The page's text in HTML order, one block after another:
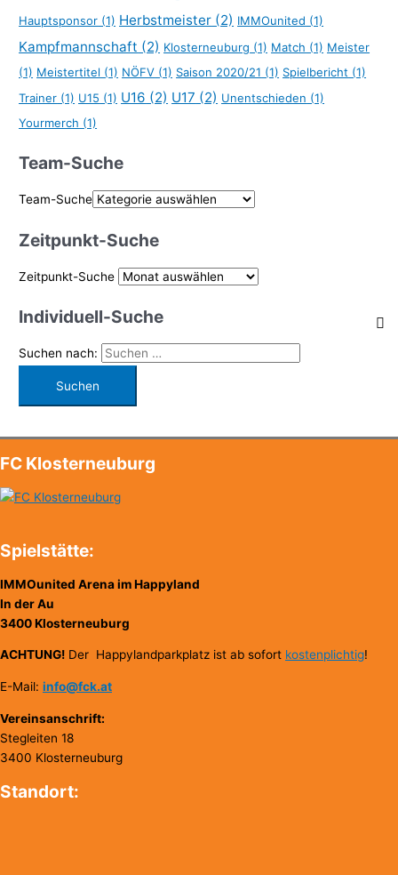
Hauptsponsor (1) Herbstmeister (2) IMMOunited (1)
Kampfmannschaft (2) Klosterneuburg (1) Match (1) Meister
(1) Meistertitel (1) NÖFV (1) Saison 2020/21 (1) Spielbericht (1)
Trainer (1) U15 (1) U16 (2) U17 (2) Unentschieden (1)
Yourmerch (1)
Team-Suche
Team-Suche
Zeitpunkt-Suche
Zeitpunkt-Suche
Individuell-Suche
Suchen nach:
FC Klosterneuburg
Spielstätte:
IMMOunited Arena im Happyland
In der Au
3400 Klosterneuburg
ACHTUNG! Der Happylandparkplatz ist ab sofort kostenplichtig!
E-Mail: info@fck.at
Vereinsanschrift:
Stegleiten 18
3400 Klosterneuburg
Standort: